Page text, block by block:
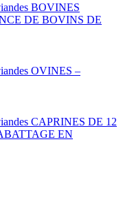
BOVINES
DE BOVINS DE
OVINES –
CAPRINES DE 12
EN